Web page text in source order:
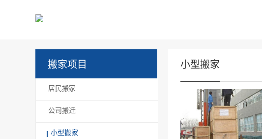
搬家项目
居民搬家
公司搬迁
小型搬家
小型搬家